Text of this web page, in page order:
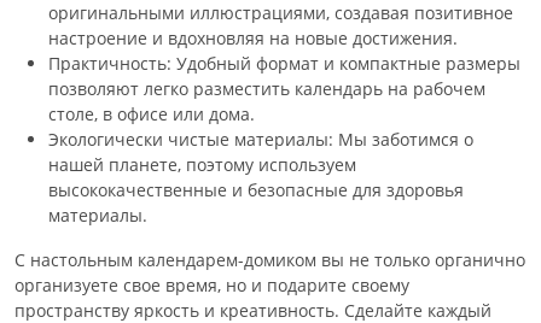
оригинальными иллюстрациями, создавая позитивное
настроение и вдохновляя на новые достижения.
Практичность: Удобный формат и компактные размеры
позволяют легко разместить календарь на рабочем
столе, в офисе или дома.
Экологически чистые материалы: Мы заботимся о
нашей планете, поэтому используем
высококачественные и безопасные для здоровья
материалы.
С настольным календарем-домиком вы не только органично
организуете свое время, но и подарите своему
пространству яркость и креативность. Сделайте каждый